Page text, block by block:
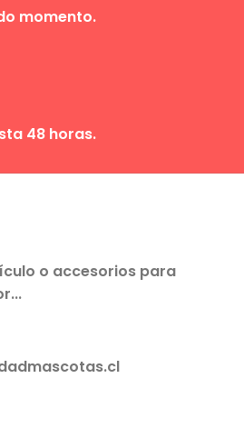
momento.
48 horas.
o accesorios para